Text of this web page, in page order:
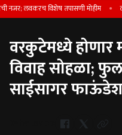
लवकरच विशेष तपासणी मोहीम
वरकुटेमध्ये
विवाह सोहळा;
साईसागर